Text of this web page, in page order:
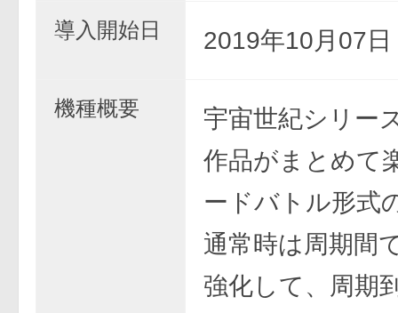
導入開始日 2019年10月07日
機種概要
宇宙世紀シリー
作品がまとめて
ードバトル形式
通常時は周期間
強化して、周期